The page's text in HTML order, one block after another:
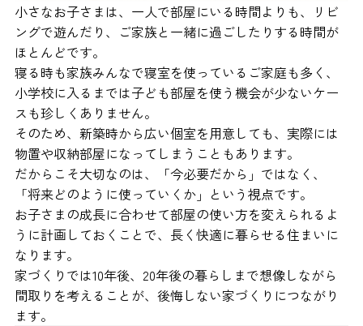
小さなお子さまは、一人で部屋にいる時間よりも、リビ
ングで遊んだり、ご家族と一緒に過ごしたりする時間が
ほとんどです。
寝る時も家族みんなで寝室を使っているご家庭も多く、
小学校に入るまでは子ども部屋を使う機会が少ないケー
スも珍しくありません。
そのため、新築時から広い個室を用意しても、実際には
物置や収納部屋になってしまうこともあります。
だからこそ大切なのは、「今必要だから」ではなく、
「将来どのように使っていくか」という視点です。
お子さまの成長に合わせて部屋の使い方を変えられるよ
うに計画しておくことで、長く快適に暮らせる住まいに
なります。
家づくりでは10年後、20年後の暮らしまで想像しながら
間取りを考えることが、後悔しない家づくりにつながり
ます。